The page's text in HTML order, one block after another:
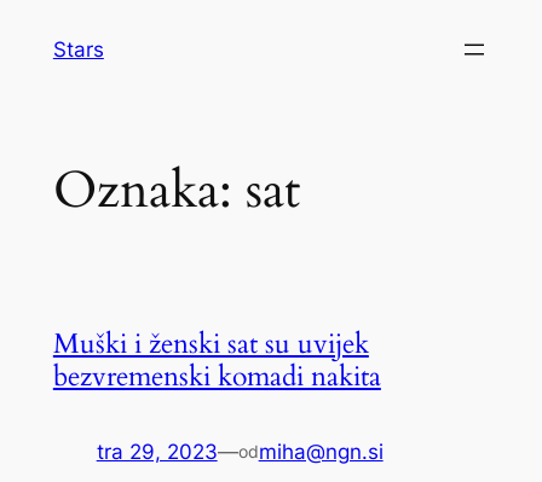
Stars
Oznaka: sat
Muški i ženski sat su uvijek
bezvremenski komadi nakita
tra 29, 2023—odmiha@ngn.si